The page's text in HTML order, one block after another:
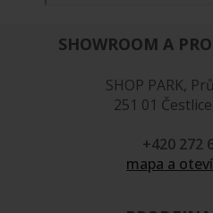
SHOWROOM A
SHOP PARK,
251 01
+420 272
mapa a